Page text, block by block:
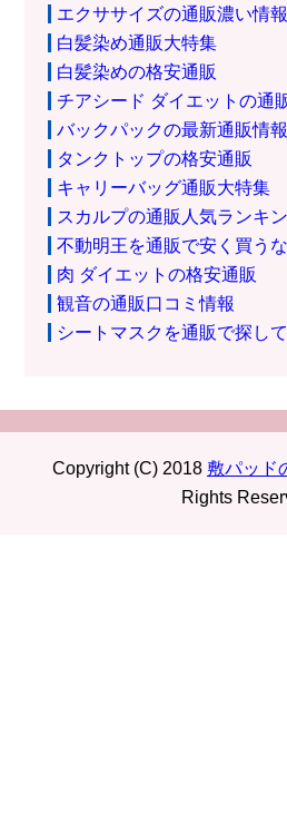
エクササイズの通販濃い情報
白髪染め通販大特集
白髪染めの格安通販
チアシード ダイエットの通
バックパックの最新通販情報
タンクトップの格安通販
キャリーバッグ通販大特集
スカルプの通販人気ランキ
不動明王を通販で安く買う
肉 ダイエットの格安通販
観音の通販口コミ情報
シートマスクを通販で探し
Copyright (C) 2018 敷パッド
Rights